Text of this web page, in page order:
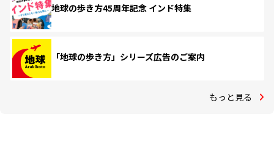
地球の歩き方45周年記念 インド特集
「地球の歩き方」シリーズ広告のご案内
もっと見る